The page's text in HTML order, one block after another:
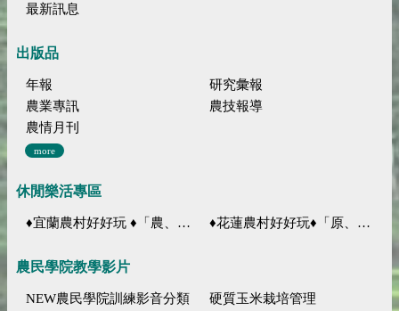
最新訊息
出版品
年報
研究彙報
農業專訊
農技報導
農情月刊
more
休閒樂活專區
♦宜蘭農村好好玩 ♦「農、藝、山、水」四條遊程推薦 ♦花蓮農村好好玩♦「原、生、慢、活」四條遊程推薦
農民學院教學影片
NEW農民學院訓練影音分類
硬質玉米栽培管理